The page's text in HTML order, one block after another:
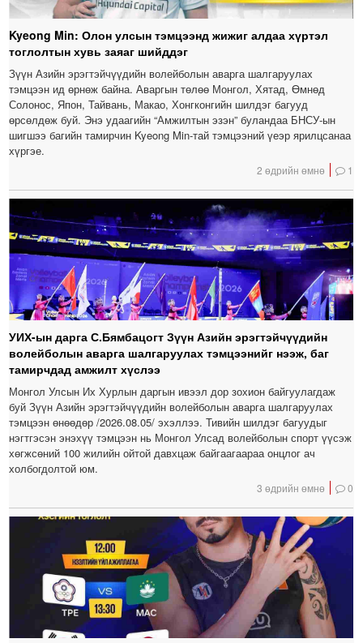
Kyeong Min: Олон улсын тэмцээнд жижиг алдаа хүртэл
тоглолтын хувь заяаг шийддэг
Зүүн Азийн эрэгтэйчүүдийн волейболын аварга шалгаруулах
тэмцээн ид өрнөж байна. Аваргын төлөө Монгол, Хятад, Өмнөд
Солонос, Япон, Тайвань, Макао, Хонгконгийн шилдэг багууд
өрсөлдөж буй. Энэ удаагийн “Амжилтын эзэн” буландаа БНСУ-ын
шигшээ багийн тамирчин Kyeong Min-тай тэмцээний үеэр ярилцсанаа
хүргэе.
2 өдрийн өмнө 1
УИХ-ын дарга С.Бямбацогт Зүүн Азийн эрэгтэйчүүдийн
волейболын аварга шалгаруулах тэмцээнийг нээж, баг
тамирчдад амжилт хүслээ
Монгол Улсын Их Хурлын даргын ивээл дор зохион байгуулагдаж
буй Зүүн Азийн эрэгтэйчүүдийн волейболын аварга шалгаруулах
тэмцээн өнөөдөр /2026.08.05/ эхэллээ. Тивийн шилдэг багуудыг
нэгтгэсэн энэхүү тэмцээн нь Монгол Улсад волейболын спорт үүсэж
хөгжсөний 100 жилийн ойтой давхцаж байгаагаараа онцлог ач
холбогдолтой юм.
3 өдрийн өмнө 0